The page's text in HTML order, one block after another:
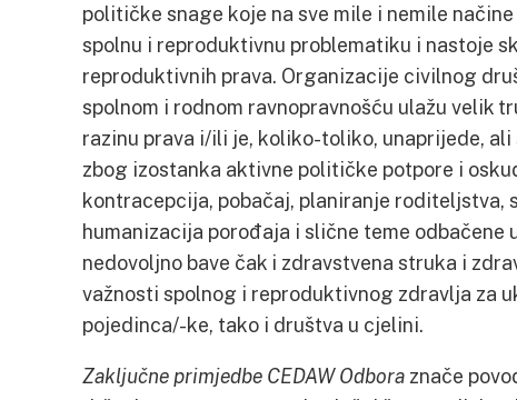
političke snage koje na sve mile i nemile
spolnu i reproduktivnu problematiku i nastoje
reproduktivnih prava. Organizacije civilnog
spolnom i rodnom ravnopravnošću ulažu velik
razinu prava i/ili je, koliko-toliko, unaprijede,
zbog izostanka aktivne političke potpore i
kontracepcija, pobačaj, planiranje roditeljstva,
humanizacija porođaja i slične teme odbačene
nedovoljno bave čak i zdravstvena struka i
važnosti spolnog i reproduktivnog zdravlja za
pojedinca/-ke, tako i društva u cjelini.
Zaključne primjedbe CEDAW Odbora znače